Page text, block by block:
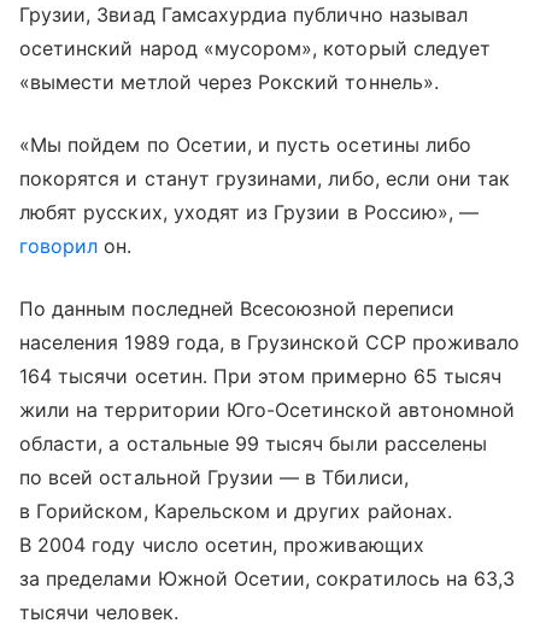
Грузии, Звиад Гамсахурдиа публично называл
осетинский народ «мусором», который следует
«вымести метлой через Рокский тоннель».
«Мы пойдем по Осетии, и пусть осетины либо
покорятся и станут грузинами, либо, если они так
любят русских, уходят из Грузии в Россию», —
говорил он.
По данным последней Всесоюзной переписи
населения 1989 года, в Грузинской ССР проживало
164 тысячи осетин. При этом примерно 65 тысяч
жили на территории Юго-Осетинской автономной
области, а остальные 99 тысяч были расселены
по всей остальной Грузии — в Тбилиси,
в Горийском, Карельском и других районах.
В 2004 году число осетин, проживающих
за пределами Южной Осетии, сократилось на 63,3
тысячи человек.